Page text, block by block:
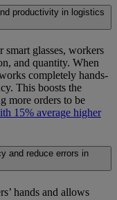
productivity in logistics
glasses, workers
and quantity. When
completely hands-
This boosts the
more orders to be
15% average higher
and reduce errors in
hands and allows